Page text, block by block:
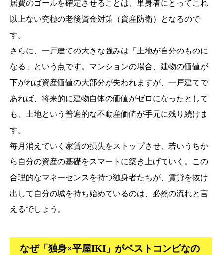
居費のゴールを確定させることは、単身者にとってこれ
以上ない究極の老後資金対策（資産防衛）となるので
す。
さらに、一戸建ての大きな強みは「土地が自分のものに
なる」という点です。マンションの場合、建物の価値が
下がれば資産価値の大部分が失われますが、一戸建てで
あれば、将来的に建物自体の価値がゼロになったとして
も、土地という普遍的な不動産価値が手元に残り続けま
す。
毎月消えていく家賃の損失をストップさせ、若いうちか
ら自分の資産の基礎をスマートに築き上げていく。この
合理的なマネーセンスを持つ独身者たちが、賃貸を抜け
出して自分の城を持ち始めているのは、必然の流れと言
えるでしょう。
なぜ「独身×平屋IKI」がベストコンビなの